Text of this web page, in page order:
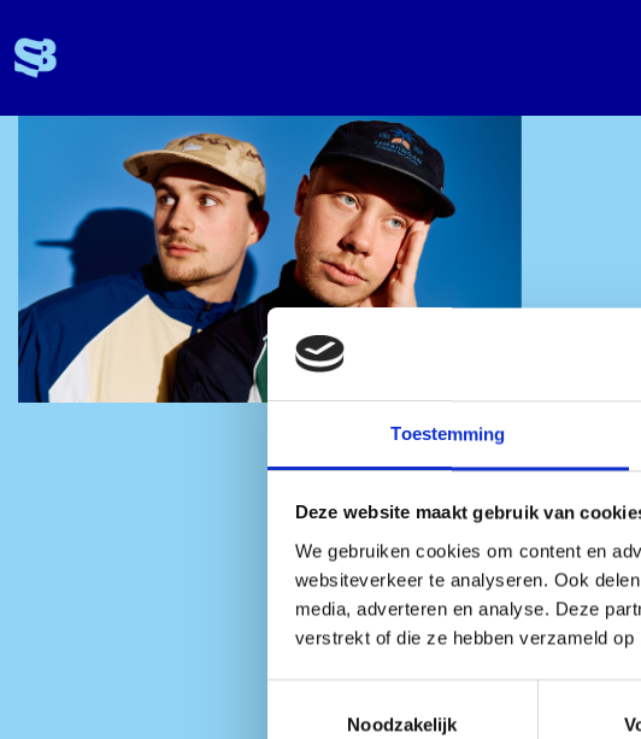
Toestemming
Deze website maakt gebruik van
We gebruiken cookies om content en
websiteverkeer te analyseren. Ook
media, adverteren en analyse. Deze
verstrekt of die ze hebben verzameld
Noodzakelijk